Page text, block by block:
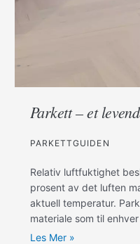
Parkett – et
PARKETTGUIDEN
Relativ luftfuktighet
prosent av det luften
aktuell temperatur.
materiale som til
Les Mer »